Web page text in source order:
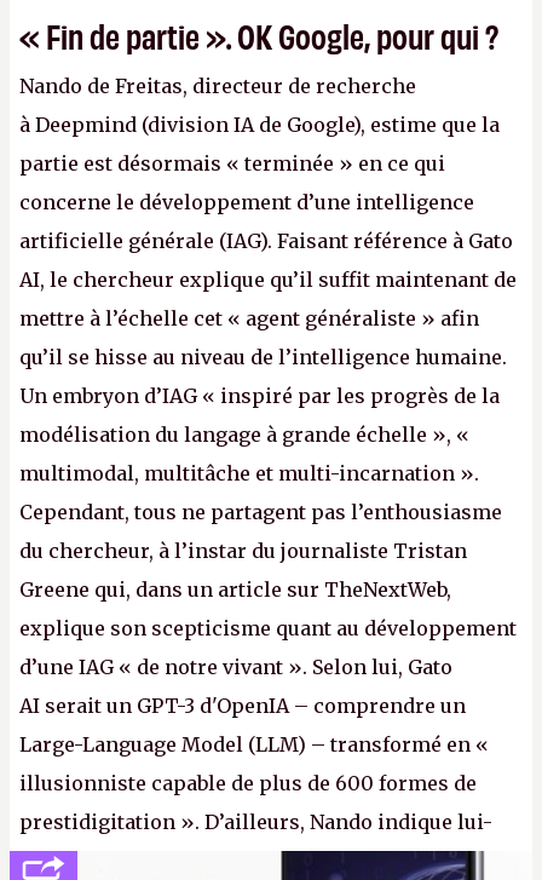
« Fin de partie ». OK Google, pour qui ?
Nando de Freitas, directeur de recherche
à Deepmind (division IA de Google), estime que la
partie est désormais « terminée » en ce qui
concerne le développement d’une intelligence
artificielle générale (IAG). Faisant référence à Gato
AI, le chercheur explique qu’il suffit maintenant de
mettre à l’échelle cet « agent généraliste » afin
qu’il se hisse au niveau de l’intelligence humaine.
Un embryon d’IAG « inspiré par les progrès de la
modélisation du langage à grande échelle », «
multimodal, multitâche et multi-incarnation ».
Cependant, tous ne partagent pas l’enthousiasme
du chercheur, à l’instar du journaliste Tristan
Greene qui, dans un article sur TheNextWeb,
explique son scepticisme quant au développement
d’une IAG « de notre vivant ». Selon lui, Gato
AI serait un GPT-3 d'OpenIA – comprendre un
Large-Language Model (LLM) – transformé en «
illusionniste capable de plus de 600 formes de
prestidigitation ». D’ailleurs, Nando indique lui-
même, dans une réponse au journaliste Alex